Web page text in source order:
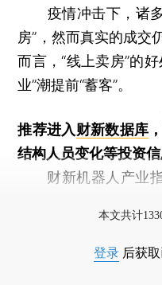
疫情冲击下，诸多
房”，然而真实的成交
而言，“线上卖房”的
业”潮提前“蓄客”。
推荐进入财新数据库
结构人员变化等投资信
财新机器人产业指
本文共计
登录 后获